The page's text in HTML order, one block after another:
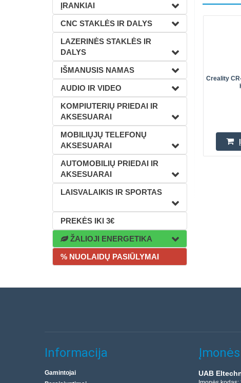
ĮRANKIAI
CNC STAKLĖS IR DALYS
LAZERINĖS STAKLĖS IR
DALYS
IŠMANUSIS NAMAS
AUDIO IR VIDEO
KOMPIUTERIŲ PRIEDAI IR
AKSESUARAI
MOBILIŲJŲ TELEFONŲ
AKSESUARAI
AUTOMOBILIŲ PRIEDAI IR
AKSESUARAI
LAISVALAIKIS IR SPORTAS
PREKĖS IKI 3€
ŽALIOJI ENERGETIKA
% NUOLAIDŲ PASIŪLYMAI
Creality
Informacija
Gamintojai
UAB